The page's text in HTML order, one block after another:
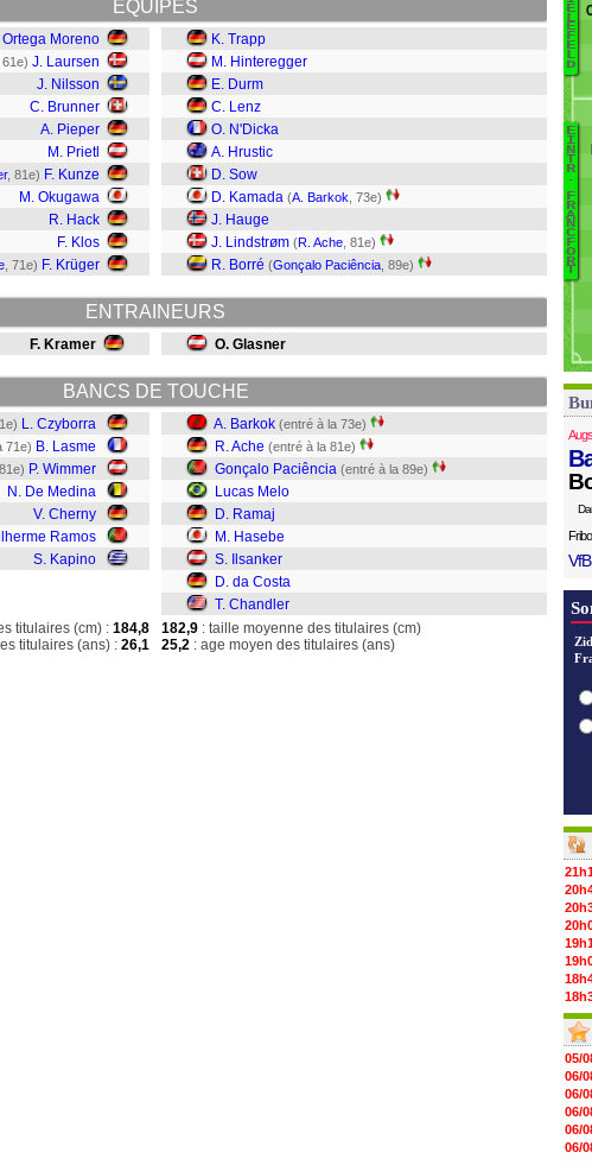
EQUIPES
Ortega Moreno
, 61e) J. Laursen
J. Nilsson
C. Brunner
A. Pieper
M. Prietl
, 81e) F. Kunze
M. Okugawa
R. Hack
F. Klos
, 71e) F. Krüger
K. Trapp
M. Hinteregger
E. Durm
C. Lenz
O. N'Dicka
A. Hrustic
D. Sow
D. Kamada (A. Barkok , 73e)
J. Hauge
J. Lindstrøm (R. Ache , 81e)
R. Borré (Gonçalo Paciência , 89e)
ENTRAINEURS
F. Kramer O. Glasner
BANCS DE TOUCHE
L. Czyborra
71e) B. Lasme
P. Wimmer
N. De Medina
V. Cherny
Ramos
S. Kapino
A. Barkok (entré à la 73e)
R. Ache (entré à la 81e)
Gonçalo Paciência (entré à la 89e)
Lucas Melo
D. Ramaj
M. Hasebe
S. Ilsanker
D. da Costa
T. Chandler
titulaires (cm) : 184,8
titulaires (ans) : 26,1
182,9 : taille moyenne des titulaires (cm)
25,2 : age moyen des titulaires (ans)
E
L
E
F
E
L
D
E
I
N
T
R
.
F
R
A
N
C
F
O
R
05/
06/
06/
06/
06/
06/